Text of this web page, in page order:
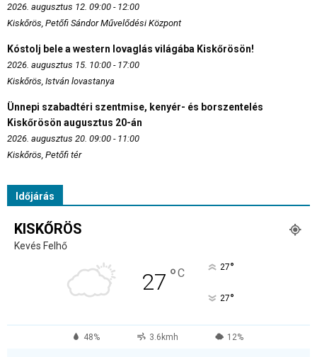
2026. augusztus 12. 09:00 - 12:00
Kiskőrös, Petőfi Sándor Művelődési Központ
Kóstolj bele a western lovaglás világába Kiskőrösön!
2026. augusztus 15. 10:00 - 17:00
Kiskőrös, István lovastanya
Ünnepi szabadtéri szentmise, kenyér- és borszentelés
Kiskőrösön augusztus 20-án
2026. augusztus 20. 09:00 - 11:00
Kiskőrös, Petőfi tér
Időjárás
KISKŐRÖS
Kevés Felhő
27 °C 27°
27°
48% 3.6kmh 12%